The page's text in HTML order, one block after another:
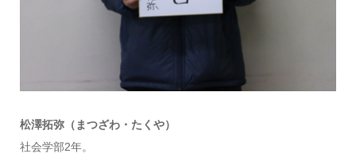
松澤拓弥（まつざわ・たくや）
社会学部2年。